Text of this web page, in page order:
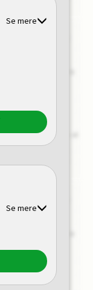
Se mere
Se mere